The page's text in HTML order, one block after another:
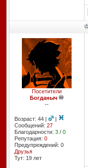
Посетители
Богданыч
--
Возраст: 44 |
|
Сообщений: 27
Благодарности: 3/ 0
Репутация: 0
Предупреждений: 0
Друзья
Тут: 19 лет